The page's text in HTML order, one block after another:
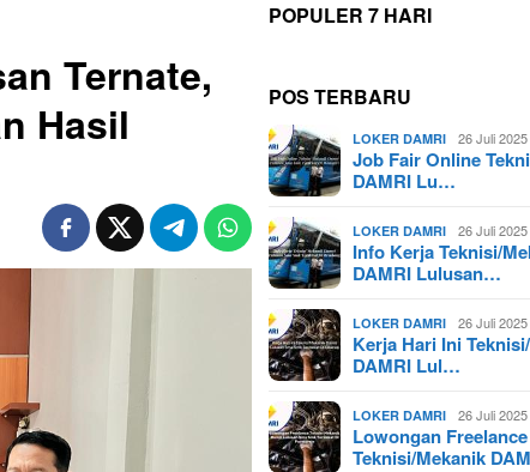
Ternate,
Hasil
POPULER 7 HARI
POS TERBARU
LOKER DAMRI 26 Juli 2025
Job Fair Online
DAMRI Lu…
LOKER DAMRI 26 Juli 2025
Info Kerja Teknisi/
DAMRI Lulusan…
LOKER DAMRI 26 Juli 2025
Kerja Hari Ini
DAMRI Lul…
LOKER DAMRI 26 Juli 2025
Lowongan Freelance
Teknisi/Mekanik